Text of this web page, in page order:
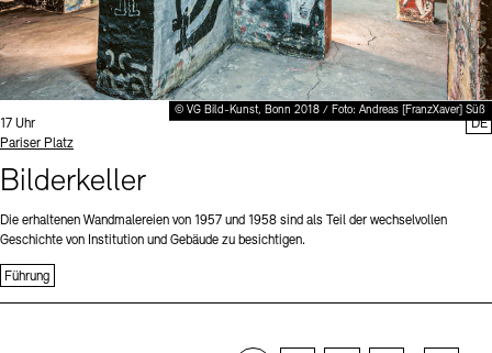
© VG Bild-Kunst, Bonn 2018 / Foto: Andreas [FranzXaver] Süß
Uhrzeit:
17 Uhr
Standort
Pariser Platz
Bilderkeller
Die erhaltenen Wandmalereien von 1957 und 1958 sind als Teil der wechselvollen
Geschichte von Institution und Gebäude zu besichtigen.
Führung
DE